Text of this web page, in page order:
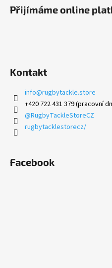
Přijímáme online
Kontakt
info@rugbytackle.store
+420 722 431 379 (pracovní
@RugbyTackleStoreCZ
rugbytacklestorecz/
Facebook